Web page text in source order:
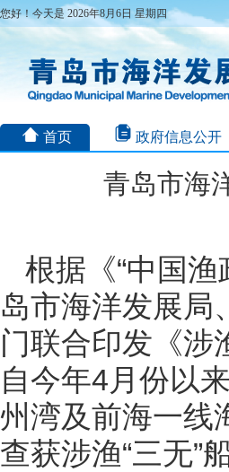
您好！今天是 2026年8月6日 星期四
首页 政府信息公开
青岛市海
根据《“中国
岛市海洋发展局
门联合印发《涉
自今年4月份以
州湾及前海一线
查获涉渔“三无”